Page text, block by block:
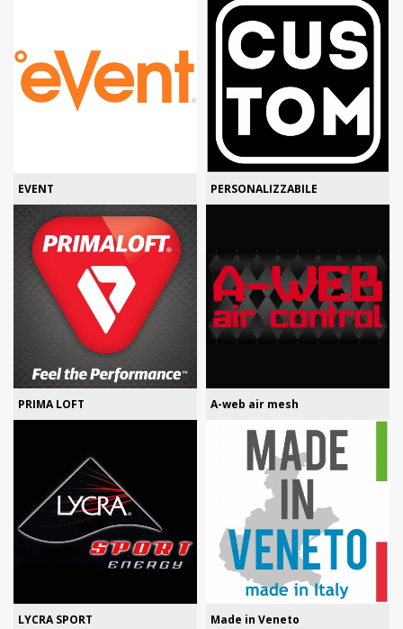
EVENT PERSONALIZZABILE
PRIMA LOFT A-web air mesh
LYCRA SPORT Made in Veneto